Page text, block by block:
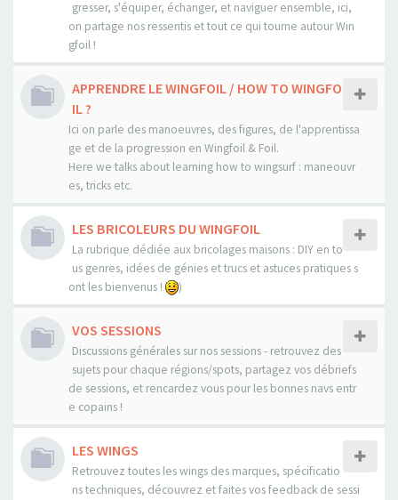
gresser, s'équiper, échanger, et naviguer ensemble, ici,
on partage nos ressentis et tout ce qui tourne autour Win
gfoil !
APPRENDRE LE WINGFOIL / HOW TO WINGFO
IL ?
Ici on parle des manoeuvres, des figures, de l'apprentissa
ge et de la progression en Wingfoil & Foil.
Here we talks about learning how to wingsurf : maneouvr
es, tricks etc.
LES BRICOLEURS DU WINGFOIL
La rubrique dédiée aux bricolages maisons : DIY en to
us genres, idées de génies et trucs et astuces pratiques s
ont les bienvenus !
)
VOS SESSIONS
Discussions générales sur nos sessions - retrouvez des
sujets pour chaque régions/spots, partagez vos débriefs
de sessions, et rencardez vous pour les bonnes navs entr
e copains !
LES WINGS
Retrouvez toutes les wings des marques, spécificatio
ns techniques, découvrez et faites vos feedback de sessi